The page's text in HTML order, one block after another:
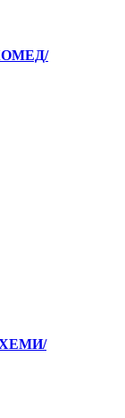
ХЕМИ/